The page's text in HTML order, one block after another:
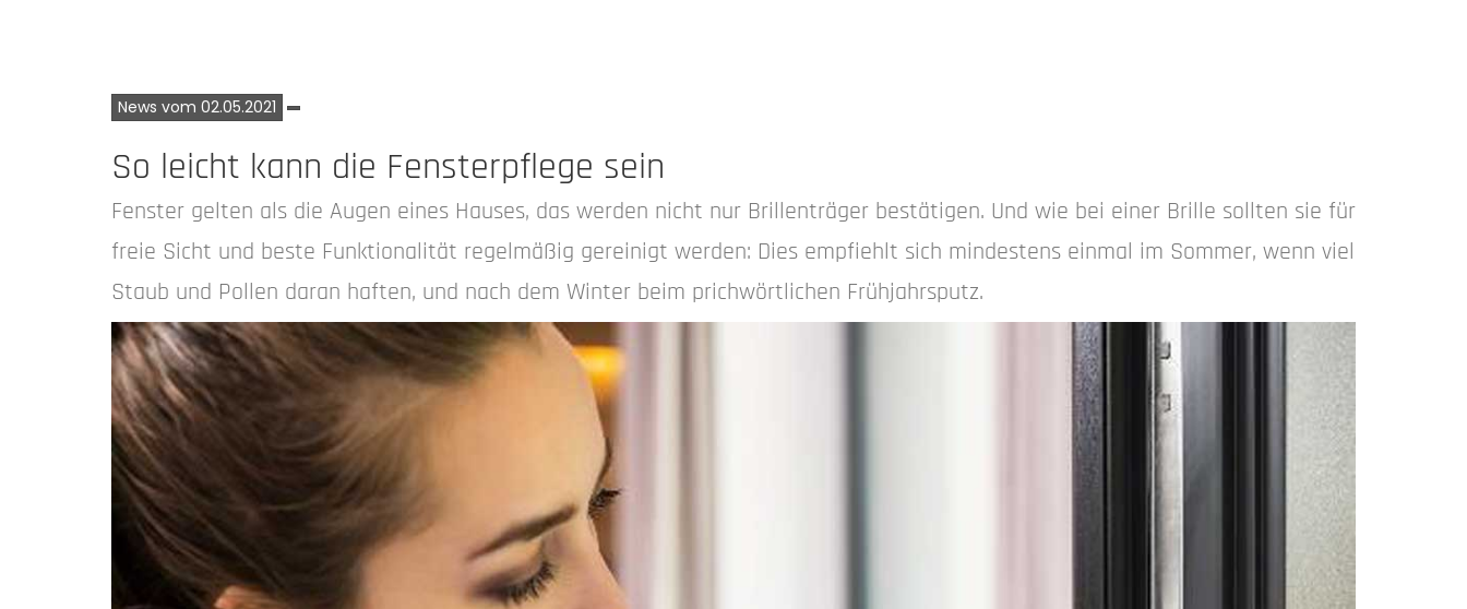
News vom 02.05.2021
So leicht kann die Fensterpflege sein
Fenster gelten als die Augen eines Hauses, das werden nicht nur Brillenträger bestätigen. Und wie bei einer Brille sollten sie für
freie Sicht und beste Funktionalität regelmäßig gereinigt werden: Dies empfiehlt sich mindestens einmal im Sommer, wenn viel
Staub und Pollen daran haften, und nach dem Winter beim prichwörtlichen Frühjahrsputz.